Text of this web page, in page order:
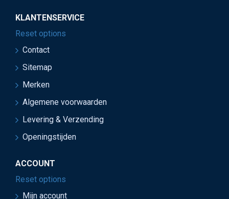
KLANTENSERVICE
Reset options
Contact
Sitemap
Merken
Algemene voorwaarden
Levering & Verzending
Openingstijden
ACCOUNT
Reset options
Mijn account